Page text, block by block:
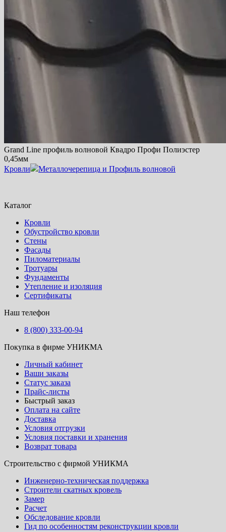
Grand Line профиль волновой Квадро Профи Полиэстер
0,45мм
Кровли
Металлочерепица и Профиль волновой
Каталог
Кровли
Обустройство кровли
Стены
Фасады
Пиломатериалы
Тротуары
Фундаменты
Утепление и изоляция
Сертификаты
Наш телефон
8 (800) 333-00-94
Покупка в фирме УНИКМА
Личный кабинет
Ваши заказы
Статус заказа
Прайс-листы
Быстрый заказ
Оплата на сайте
Доставка
Условия отгрузки
Условия поставки и хранения
Возврат товара
Строительство с фирмой УНИКМА
Инженерно-техническая поддержка
Строители скатных кровель
Замер
Расчет
Обследование кровли
Гид по особенностям реконструкции кровли